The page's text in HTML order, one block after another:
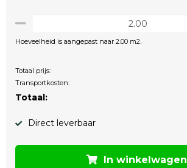
Hoeveelheid is aangepast naar 2.00 m2.
Totaal prijs:
Transportkosten:
Totaal:
Direct leverbaar
In winkelwagen